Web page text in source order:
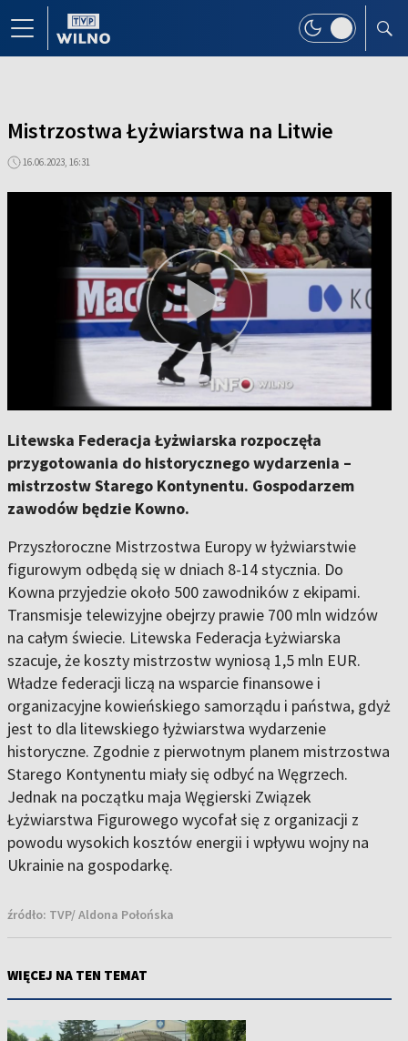
Mistrzostwa Łyżwiarstwa na Litwie
16.06.2023, 16:31
Litewska Federacja Łyżwiarska rozpoczęła
przygotowania do historycznego wydarzenia –
mistrzostw Starego Kontynentu. Gospodarzem
zawodów będzie Kowno.
Przyszłoroczne Mistrzostwa Europy w łyżwiarstwie
figurowym odbędą się w dniach 8-14 stycznia. Do
Kowna przyjedzie około 500 zawodników z ekipami.
Transmisje telewizyjne obejrzy prawie 700 mln widzów
na całym świecie. Litewska Federacja Łyżwiarska
szacuje, że koszty mistrzostw wyniosą 1,5 mln EUR.
Władze federacji liczą na wsparcie finansowe i
organizacyjne kowieńskiego samorządu i państwa, gdyż
jest to dla litewskiego łyżwiarstwa wydarzenie
historyczne. Zgodnie z pierwotnym planem mistrzostwa
Starego Kontynentu miały się odbyć na Węgrzech.
Jednak na początku maja Węgierski Związek
Łyżwiarstwa Figurowego wycofał się z organizacji z
powodu wysokich kosztów energii i wpływu wojny na
Ukrainie na gospodarkę.
źródło: TVP/ Aldona Połońska
WIĘCEJ NA TEN TEMAT